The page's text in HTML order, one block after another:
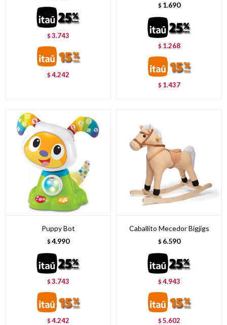
$3.743
$4.242
$ 1.690
$ 1.268
$ 1.437
Puppy Bot
$ 4.990
$3.743
$4.242
Caballito Mecedor Bigjigs
$ 6.590
$4.943
$5.602